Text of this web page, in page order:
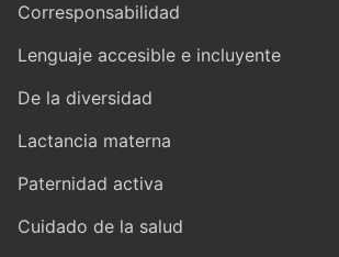
Corresponsabilidad
Lenguaje accesible e incluyente
De la diversidad
Lactancia materna
Paternidad activa
Cuidado de la salud